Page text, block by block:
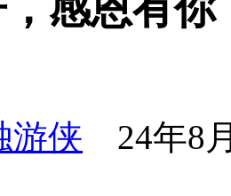
感恩有
游侠 24年8